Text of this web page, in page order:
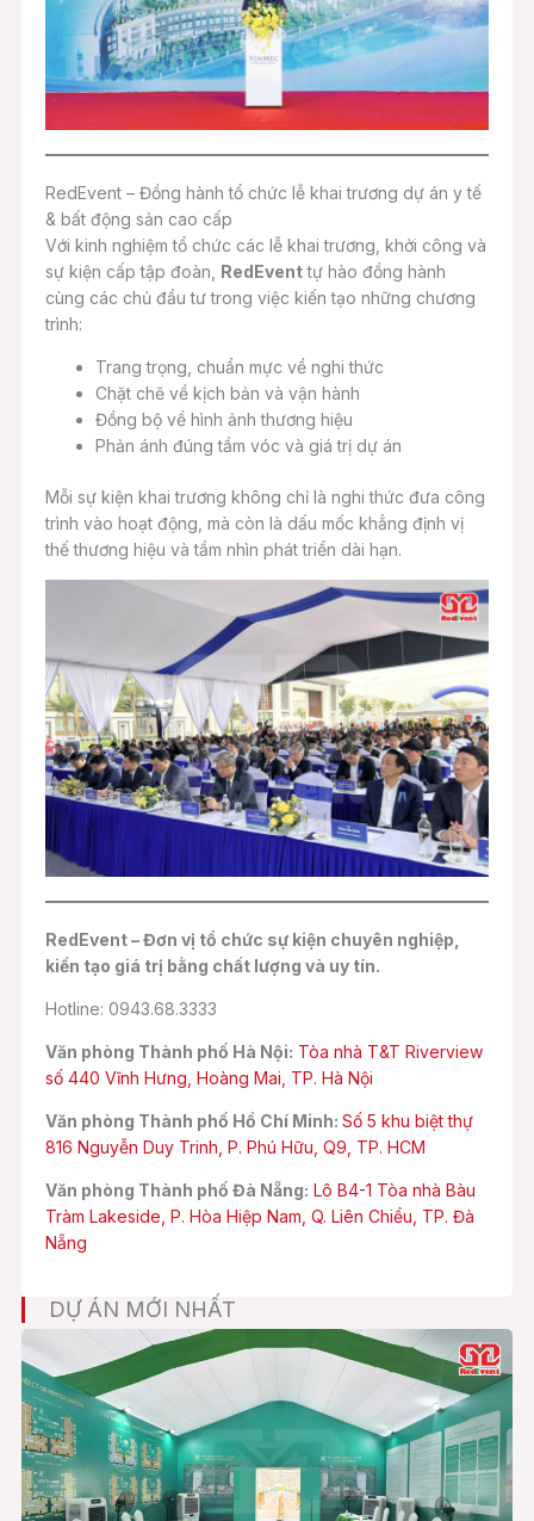
RedEvent – Đồng hành tổ chức lễ khai trương dự án y tế
& bất động sản cao cấp
Với kinh nghiệm tổ chức các lễ khai trương, khởi công và
sự kiện cấp tập đoàn, RedEventtự hào đồng hành
cùng các chủ đầu tư trong việc kiến tạo những chương
trình:
Trang trọng, chuẩn mực về nghi thức
Chặt chẽ về kịch bản và vận hành
Đồng bộ về hình ảnh thương hiệu
Phản ánh đúng tầm vóc và giá trị dự án
Mỗi sự kiện khai trương không chỉ là nghi thức đưa công
trình vào hoạt động, mà còn là dấu mốc khẳng định vị
thế thương hiệu và tầm nhìn phát triển dài hạn.
RedEvent – Đơn vị tổ chức sự kiện chuyên nghiệp,
kiến tạo giá trị bằng chất lượng và uy tín.
Hotline: 0943.68.3333
Văn phòng Thành phố Hà Nội: Tòa nhà T&T Riverview
số 440 Vĩnh Hưng, Hoàng Mai, TP. Hà Nội
Văn phòng Thành phố Hồ Chí Minh: Số 5 khu biệt thự
816 Nguyễn Duy Trinh, P. Phú Hữu, Q9, TP. HCM
Văn phòng Thành phố Đà Nẵng: Lô B4-1 Tòa nhà Bàu
Tràm Lakeside, P. Hòa Hiệp Nam, Q. Liên Chiểu, TP. Đà
Nẵng
DỰ ÁN MỚI NHẤT